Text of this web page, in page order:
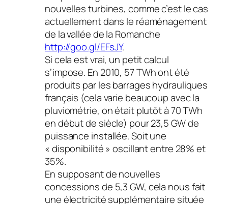
nouvelles turbines, comme c’est le cas
actuellement dans le réaménagement
de la vallée de la Romanche
http://goo.gl/EFsJY.
Si cela est vrai, un petit calcul
s’impose. En 2010, 57 TWh ont été
produits par les barrages hydrauliques
français (cela varie beaucoup avec la
pluviométrie, on était plutôt à 70 TWh
en début de siècle) pour 23,5 GW de
puissance installée. Soit une
« disponibilité » oscillant entre 28% et
35%.
En supposant de nouvelles
concessions de 5,3 GW, cela nous fait
une électricité supplémentaire située